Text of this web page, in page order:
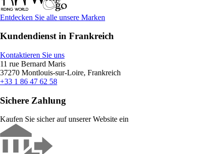
Entdecken Sie alle unsere Marken
Kundendienst in Frankreich
Kontaktieren Sie uns
11 rue Bernard Maris
37270 Montlouis-sur-Loire, Frankreich
+33 1 86 47 62 58
Sichere Zahlung
Kaufen Sie sicher auf unserer Website ein